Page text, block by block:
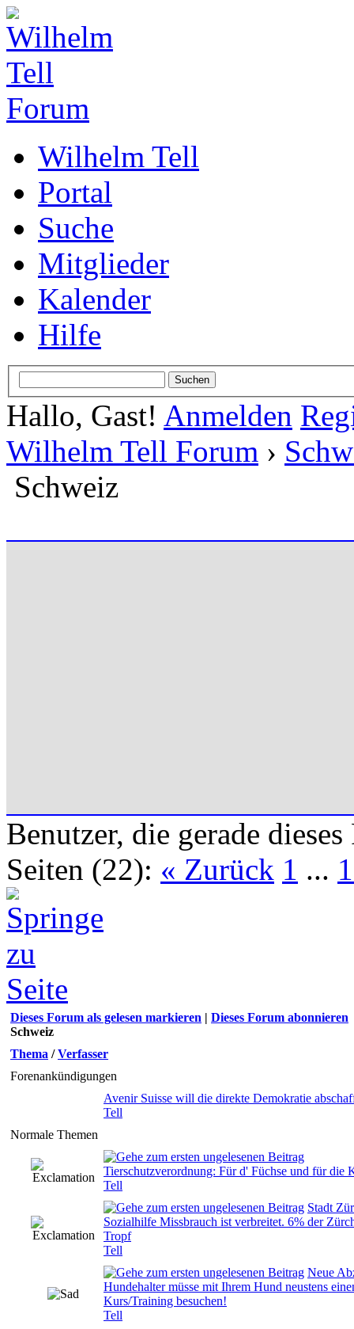
Wilhelm Tell
Portal
Suche
Mitglieder
Kalender
Hilfe
Hallo, Gast! Anmelden
Wilhelm Tell Forum ›
Schweiz
Benutzer, die gerade
Seiten (22): « Zurück 1 ...
Dieses Forum als gelesen markieren | Dieses Forum abonnieren
Schweiz
Thema /Verfasser
Forenankündigungen
Avenir Suisse will die direkte Demokratie
Tell
Normale Themen
Tierschutzverordnung: Für d' Füchse und für die
Tell
0 Bewertung(en) - 0 von 5 durchschnittlich
Stadt
Sozialhilfe Missbrauch ist verbreitet. 6% der
Tropf
Tell
0 Bewertung(en) - 0 von 5 durchschnittlich
Neue
Hundehalter müsse mit Ihrem Hund neustens
Kurs/Training besuchen!
Tell
0 Bewertung(en) - 0 von 5 durchschnittlich